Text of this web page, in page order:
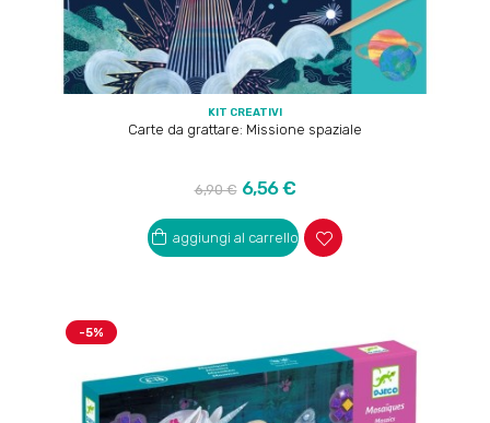
KIT CREATIVI
Carte da grattare: Missione spaziale
Prezzo
regolare
6,90 € Prezzo
6,56 €
aggiungi al carrello
-5%